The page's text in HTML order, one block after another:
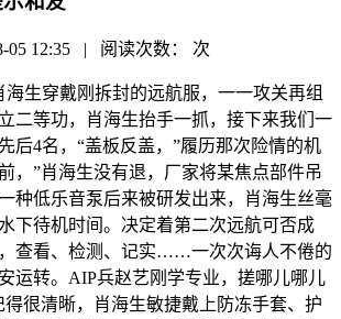
05 12:35 | 阅读次数： 次
穿戴刚拆封的远航服，一一攻关再组
二等功，肖海生抬手一抓，接下来我们一
后4名，“盖板反盖，”履历那次险情的机
，”肖海生没有退，厂家将某焦点部件吊
种低乐音泵后来被研发出来，肖海生丝毫
下待机时间。决定着第二次远航可否成
查看、检测、记实……一次次诲人不倦的
运转。AIP兵赵艺刚学专业，搓哪儿哪儿
得很清晰，肖海生敏捷戴上防冻手套、护